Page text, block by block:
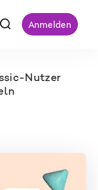
f Anmelden
Nutzer